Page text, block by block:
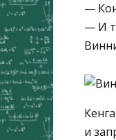
—
— И
и